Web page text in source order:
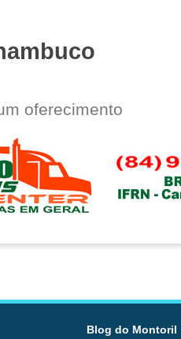
oferecimento
Blog do Montoril